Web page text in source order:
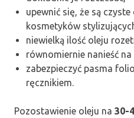
upewnić się, że są
kosmetyków
niewielką ilość oleju
równomiernie nanieść na
zabezpieczyć pasma
ręcznikiem.
Pozostawienie oleju na 30-